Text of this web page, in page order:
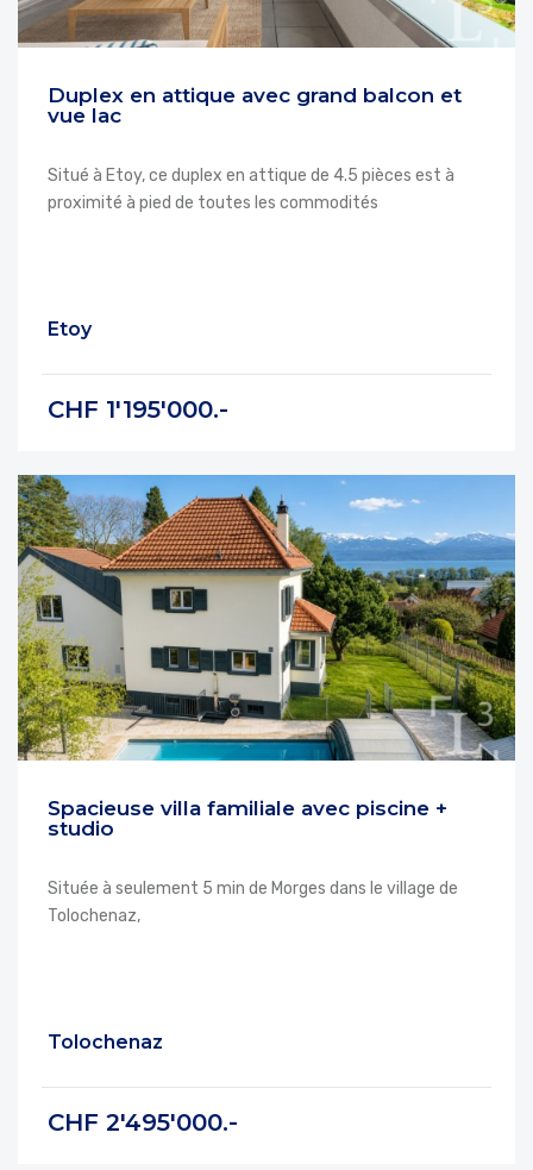
Duplex en attique avec grand balcon et
vue lac
Situé à Etoy, ce duplex en attique de 4.5 pièces est à
proximité à pied de toutes les commodités
Etoy
CHF 1'195'000.-
Spacieuse villa familiale avec piscine +
studio
Située à seulement 5 min de Morges dans le village de
Tolochenaz,
Tolochenaz
CHF 2'495'000.-